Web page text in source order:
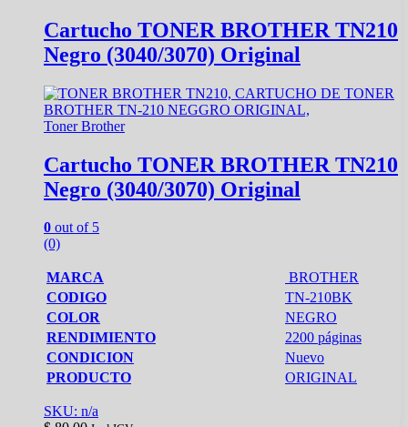
Cartucho TONER BROTHER TN210
Negro (3040/3070) Original
Toner Brother
Cartucho TONER BROTHER TN210
Negro (3040/3070) Original
0 out of 5
(0)
MARCA
BROTHER
CODIGO
TN-210BK
COLOR
NEGRO
RENDIMIENTO
2200 páginas
CONDICION
Nuevo
PRODUCTO
ORIGINAL
SKU: n/a